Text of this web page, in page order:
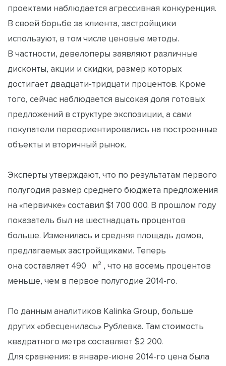
проектами наблюдается агрессивная конкуренция.
В своей борьбе за клиента, застройщики
используют, в том числе ценовые методы.
В частности, девелоперы заявляют различные
дисконты, акции и скидки, размер которых
достигает двадцати-тридцати процентов. Кроме
того, сейчас наблюдается высокая доля готовых
предложений в структуре экспозиции, а сами
покупатели переориентировались на построенные
объекты и вторичный рынок.
Эксперты утверждают, что по результатам первого
полугодия размер среднего бюджета предложения
на «первичке» составил $1 700 000. В прошлом году
показатель был на шестнадцать процентов
больше. Изменилась и средняя площадь домов,
предлагаемых застройщиками. Теперь
она составляет 490 м² , что на восемь процентов
меньше, чем в первое полугодие 2014-го.
По данным аналитиков Kalinka Group, больше
других «обесценилась» Рублевка. Там стоимость
квадратного метра составляет $2 200.
Для сравнения: в январе-июне 2014-го цена была